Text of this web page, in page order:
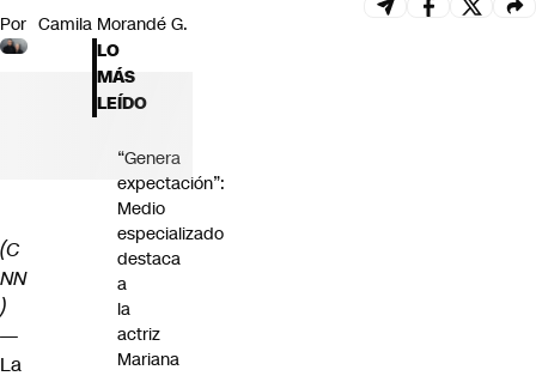
Por Camila Morandé G.
(C
NN
)
—
La
LO
MÁS
LEÍDO
“Genera
expectación”:
Medio
especializado
destaca
a
la
actriz
Mariana